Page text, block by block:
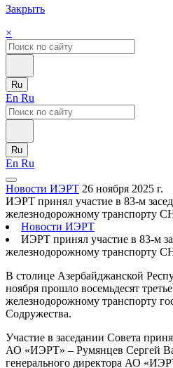
Закрыть
×
Ru
En Ru
Ru
En Ru
Новости ИЭРТ 26 ноября 2025 г.
ИЭРТ принял участие в 83-м
железнодорожному транспорту
Новости ИЭРТ
ИЭРТ принял участие в 83-м
железнодорожному транспорту
В столице Азербайджанской
ноября прошло восемьдесят
железнодорожному транспорту
Содружества.
Участие в заседании Совета
АО «ИЭРТ» – Румянцев Сергей
генерального директора АО